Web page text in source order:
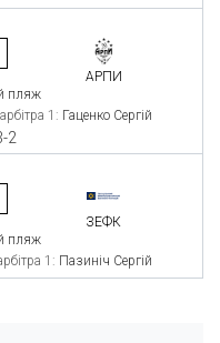
АРПИ
пляж
1: Гаценко Сергій
2
ЗЕФК
пляж
1: Пазиніч Сергій